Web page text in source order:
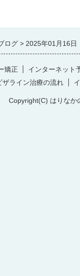
ログ 2025年01月16日
矯正
インターネット
ザライン治療の流れ
Copyright(C) はりなか